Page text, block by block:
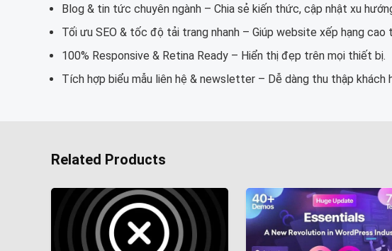
Blog & tin tức chuyên ngành – Chia sẻ kiến thức, cập nhật xu
Tối ưu SEO & tốc độ tải trang nhanh – Giúp website xếp hạng cao
100% Responsive & Retina Ready – Hiển thị đẹp trên mọi thiết bị.
Tích hợp biểu mẫu liên hệ & newsletter – Dễ dàng thu thập khách
Related Products